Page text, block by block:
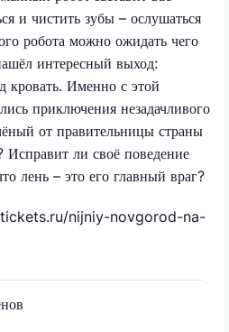
и чистить зубы – ослушаться
робота можно ожидать чего
интересный выход:
кровать. Именно с этой
приключения незадачливого
от правительницы страны
ли своё поведение
лень – это его главный враг?
nijniy-novgorod-na-